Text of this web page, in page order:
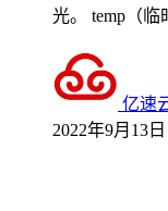
光。 temp（
亿速
2022年9月13日